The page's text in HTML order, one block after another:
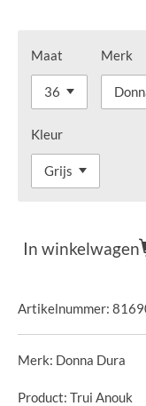
Maat Merk
Kleur
In winkelwagen
Artikelnummer:
Merk: Donna Dura
Product: Trui Anouk